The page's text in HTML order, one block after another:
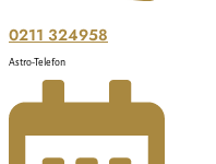
0211 324958
Astro-Telefon